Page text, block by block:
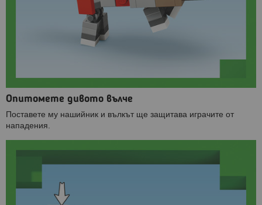
Опитомете дивото вълче
Поставете му нашийник и вълкът ще защитава играчите от
нападения.